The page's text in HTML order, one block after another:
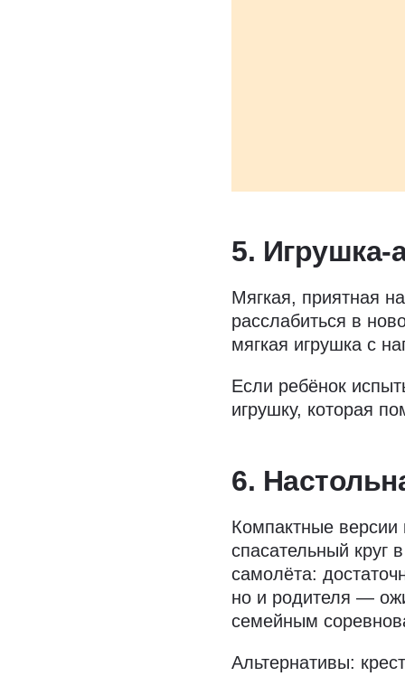
5. Игрушка-
Мягкая, приятная
расслабиться в
мягкая игрушка с
Если ребёнок
игрушку, которая
6.
Компактные версии
спасательный круг
самолёта:
но и родителя —
семейным
Альтернативы: